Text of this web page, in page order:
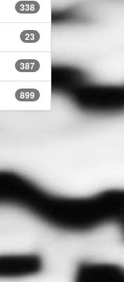
338
23
387
899